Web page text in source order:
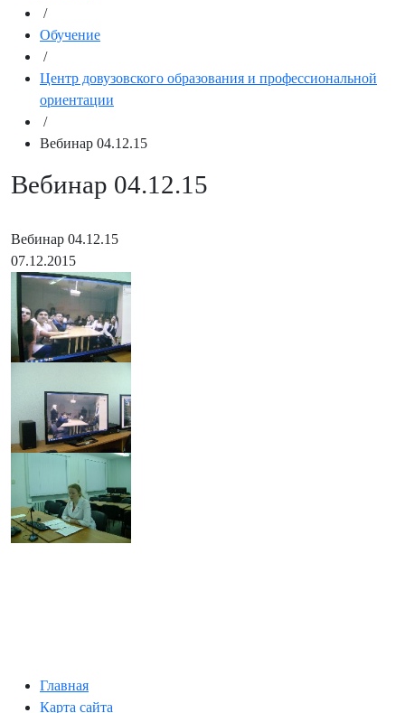
/
Обучение
/
Центр довузовского образования и профессиональной
ориентации
/
Вебинар 04.12.15
Вебинар 04.12.15
Вебинар 04.12.15
07.12.2015
Главная
Карта сайта